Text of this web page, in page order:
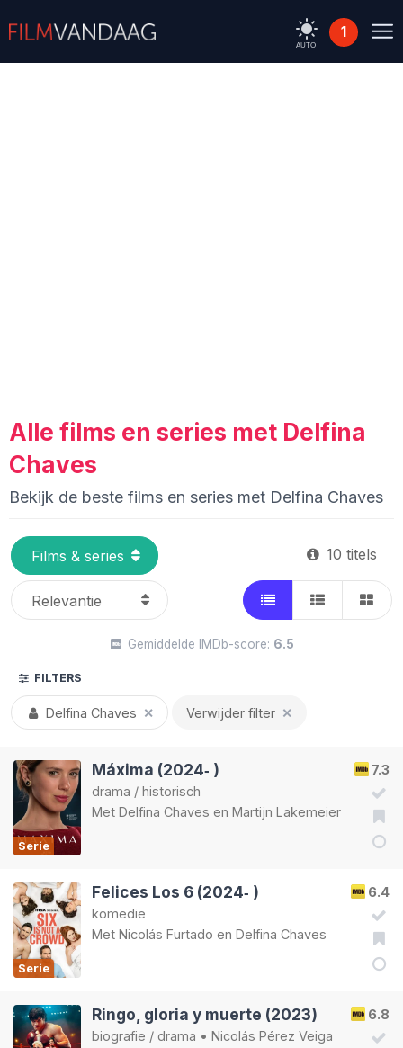
AUTO
1
Alle films en series met Delfina
Chaves
Bekijk de beste films en series met Delfina Chaves
10 titels
Gemiddelde IMDb-score: 6.5
FILTERS
Delfina Chaves ✕ Verwijder filter ✕
Serie
7.3
Máxima (2024‑ )
drama / historisch
Met Delfina Chaves en Martijn Lakemeier
Serie
6.4
Felices Los 6 (2024‑ )
komedie
Met Nicolás Furtado en Delfina Chaves
6.8
Ringo, gloria y muerte (2023)
biografie / drama • Nicolás Pérez Veiga